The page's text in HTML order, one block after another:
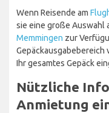
Wenn Reisende am
sie eine große Auswahl
Memmingen zur
Gepäckausgabebereich
Ihr gesamtes Gepäck
Nützliche
Anmietung